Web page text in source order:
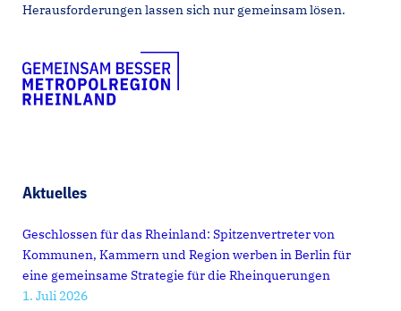
Herausforderungen lassen sich nur gemeinsam lösen.
Aktuelles
Geschlossen für das Rheinland: Spitzenvertreter von
Kommunen, Kammern und Region werben in Berlin für
eine gemeinsame Strategie für die Rheinquerungen
1. Juli 2026